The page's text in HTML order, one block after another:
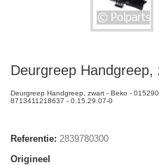
Deurgreep Handgreep,
Deurgreep Handgreep, zwart - Beko -
8713411218637 - 0.15.29.07-0
Referentie: 2839780300
Origineel